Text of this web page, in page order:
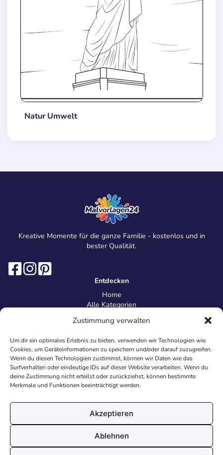
Zustimmung verwalten
Um dir ein optimales Erlebnis zu bieten, verwenden wir Technologien wie
Cookies, um Geräteinformationen zu speichern und/oder darauf zuzugreifen.
Wenn du diesen Technologien zustimmst, können wir Daten wie das
Surfverhalten oder eindeutige IDs auf dieser Website verarbeiten. Wenn du
deine Zustimmung nicht erteilst oder zurückziehst, können bestimmte
Merkmale und Funktionen beeinträchtigt werden.
Akzeptieren
Ablehnen
Natur Umwelt
Kreative Momente für die ganze Familie - kostenlos und in
bester Qualität.
Entdecken
Home
Alle Kategorien
Information
Über uns
Kontakt
Inhaltsrichtlinien
Recht & Datenschutz
Impressum
AGB
Cookies